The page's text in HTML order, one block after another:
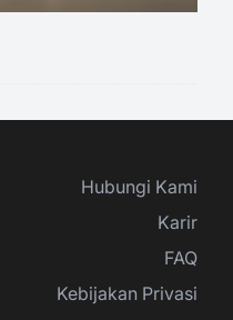
Hubungi Kami
Karir
FAQ
Kebijakan Privasi